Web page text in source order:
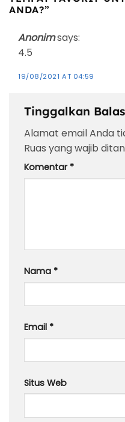
ANDA?”
Anonimsays:
4.5
19/08/2021 AT 04:59
Tinggalkan
Alamat email Anda
Ruas yang wajib
Komentar *
Nama *
Email *
Situs Web